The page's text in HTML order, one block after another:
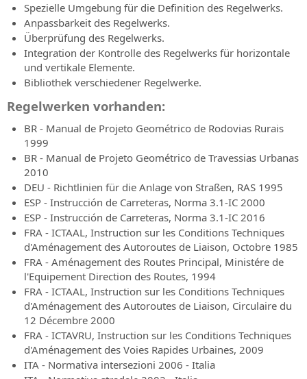
Spezielle Umgebung für die Definition des Regelwerks.
Anpassbarkeit des Regelwerks.
Überprüfung des Regelwerks.
Integration der Kontrolle des Regelwerks für horizontale
und vertikale Elemente.
Bibliothek verschiedener Regelwerke.
Regelwerken vorhanden:
BR - Manual de Projeto Geométrico de Rodovias Rurais
1999
BR - Manual de Projeto Geométrico de Travessias Urbanas
2010
DEU - Richtlinien für die Anlage von Straßen, RAS 1995
ESP - Instrucción de Carreteras, Norma 3.1-IC 2000
ESP - Instrucción de Carreteras, Norma 3.1-IC 2016
FRA - ICTAAL, Instruction sur les Conditions Techniques
d'Aménagement des Autoroutes de Liaison, Octobre 1985
FRA - Aménagement des Routes Principal, Ministére de
l'Equipement Direction des Routes, 1994
FRA - ICTAAL, Instruction sur les Conditions Techniques
d'Aménagement des Autoroutes de Liaison, Circulaire du
12 Décembre 2000
FRA - ICTAVRU, Instruction sur les Conditions Techniques
d'Aménagement des Voies Rapides Urbaines, 2009
ITA - Normativa intersezioni 2006 - Italia